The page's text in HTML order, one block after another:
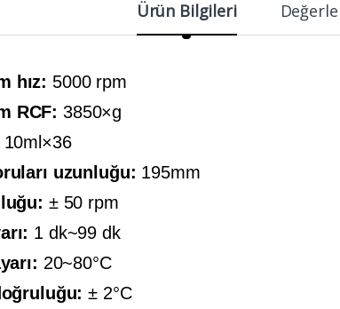
Ürün Bilgileri
hız: 5000 rpm
RCF: 3850×g
10ml×36
uzunluğu: 195mm
± 50 rpm
1 dk~99 dk
20~80°C
± 2°C